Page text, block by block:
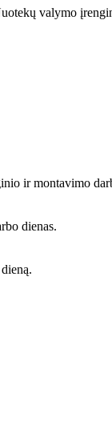
valymo
ir montavimo
dienas.